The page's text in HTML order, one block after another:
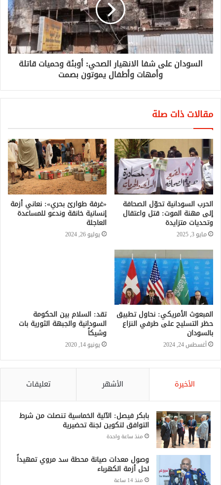
السودان على شفا الانهيار الصحي: أوبئة وحميات قاتلة
وأمهات وأطفال يموتون بصمت
مقالات ذات صلة
الحرب السودانية تحوّل الصحافة
إلى مهنة الموت: قتل واعتقال
وتحديات متزايدة
مايو 3, 2025
«غرفة طوارئ بحري»: نعاني أزمة
إنسانية خانقة وندعو للمساعدة
العاجلة
يوليو 26, 2024
المبعوث الأمريكي: نحاول تطبيق
حظر التسليح على طرفي النزاع
بالسودان
أغسطس 24, 2024
تقد: السلام بين الحكومة
السودانية والجبهة الثورية بات
وشيكاً
يونيو 14, 2020
الأخيرة الأشهر تعليقات
بابكر فيصل: الآلية الخماسية تنصلت من شرط
التوافق لتكوين لجنة تحضيرية
منذ ساعة واحدة
وصول معدات صيانة محطة سد مروي تمهيداً
لحل أزمة الكهرباء
منذ 14 ساعة